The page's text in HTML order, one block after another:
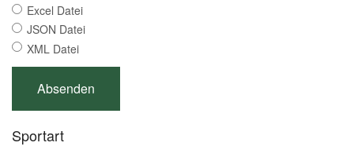
Excel Datei
JSON Datei
XML Datei
Sportart